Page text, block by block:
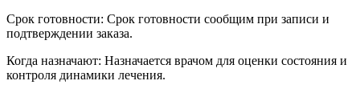
Срок готовности: Срок готовности сообщим при записи и
подтверждении заказа.
Когда назначают: Назначается врачом для оценки состояния и
контроля динамики лечения.